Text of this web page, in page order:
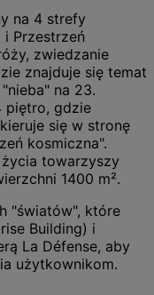
na 4 strefy
Przestrzeń
zwiedzanie
znajduje się temat
na 23.
piętro, gdzie
się w stronę
kosmiczna".
towarzyszy
1400 m².
"światów", które
Building) i
La Défense, aby
użytkownikom.